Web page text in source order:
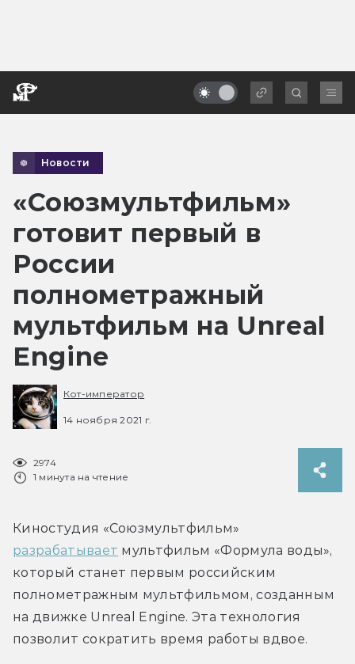
Новости
«Союзмультфильм»
готовит первый в
России
полнометражный
мультфильм на Unreal
Engine
Кот-император
14 ноября 2021 г.
2974
1 минута на чтение
разрабатывает мультфильм «Формула воды»,
который станет первым российским
полнометражным мультфильмом, созданным
на движке Unreal Engine. Эта технология
позволит сократить время работы вдвое.